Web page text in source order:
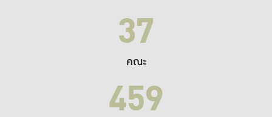
37
คณะ
459